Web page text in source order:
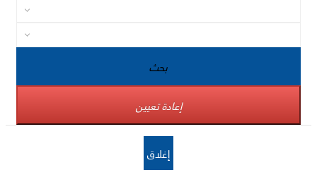
بحث
إعادة تعيين
إغلاق